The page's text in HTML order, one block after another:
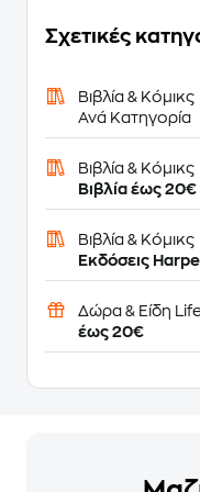
Σχετικές
Βιβλία & Κόμικς
Ανά Κατηγορία
Βιβλία & Κόμικς
Βιβλία έως 20€
Βιβλία & Κόμικς
Εκδόσεις
Δώρα & Είδη
έως 20€